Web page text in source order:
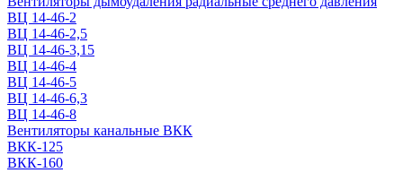
ВЦ 14-46-2
ВЦ 14-46-2,5
ВЦ 14-46-3,15
ВЦ 14-46-4
ВЦ 14-46-5
ВЦ 14-46-6,3
ВЦ 14-46-8
Вентиляторы канальные ВКК
ВКК-125
ВКК-160